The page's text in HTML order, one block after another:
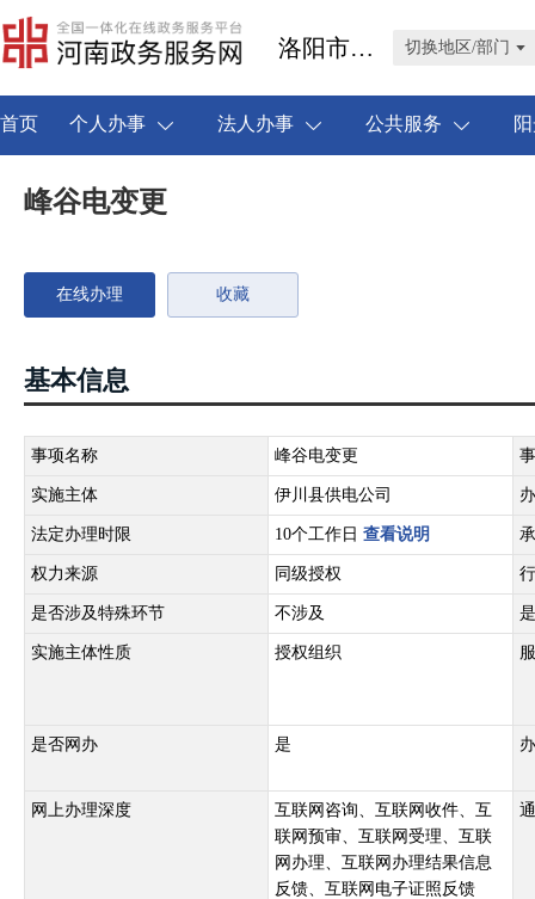
洛阳市伊川县 切换地区/部门
首页 个人办事 法人办事 公共服务
峰谷电变更
在线办理 收藏
基本信息
事项名称 峰谷电变更
实施主体 伊川县供电公司
法定办理时限 10个工作日 查看说明
权力来源 同级授权
是否涉及特殊环节 不涉及
实施主体性质 授权组织
是否网办 是
网上办理深度
互联网咨询、互联网收件、互
联网预审、互联网受理、互联
网办理、互联网办理结果信息
反馈、互联网电子证照反馈